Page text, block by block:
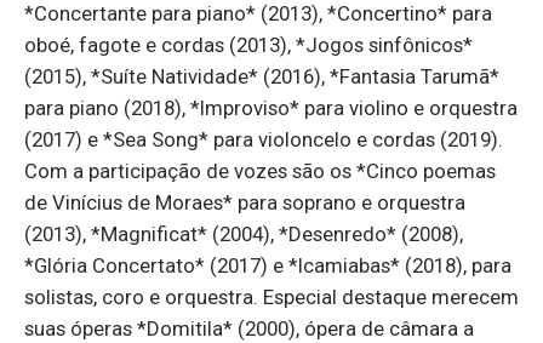
*Concertante para piano* (2013), *Concertino* para
oboé, fagote e cordas (2013), *Jogos sinfônicos*
(2015), *Suíte Natividade* (2016), *Fantasia Tarumã*
para piano (2018), *Improviso* para violino e orquestra
(2017) e *Sea Song* para violoncelo e cordas (2019).
Com a participação de vozes são os *Cinco poemas
de Vinícius de Moraes* para soprano e orquestra
(2013), *Magnificat* (2004), *Desenredo* (2008),
*Glória Concertato* (2017) e *Icamiabas* (2018), para
solistas, coro e orquestra. Especial destaque merecem
suas óperas *Domitila* (2000), ópera de câmara a